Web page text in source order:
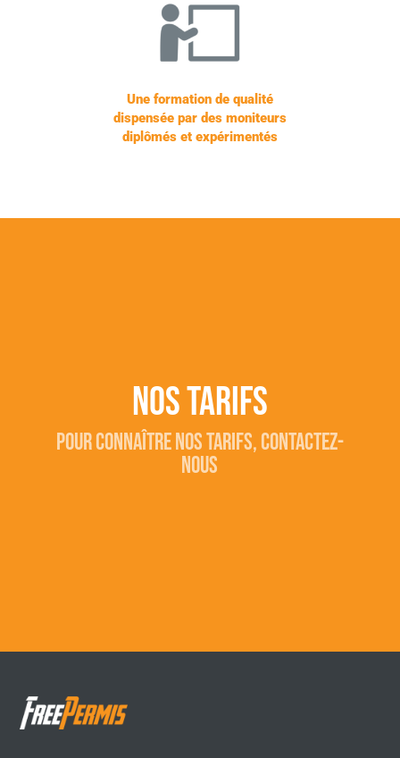
Une formation de qualité
dispensée par des moniteurs
diplômés et expérimentés
Nos tarifs
Pour connaître nos tarifs, contactez-
nous